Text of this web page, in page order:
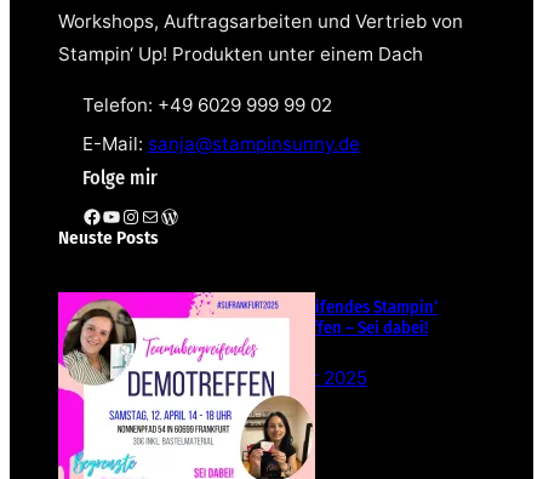
Workshops, Auftragsarbeiten und Vertrieb von
Stampin‘ Up! Produkten unter einem Dach
Telefon: +49 6029 999 99 02
E-Mail: sanja@stampinsunny.de
Folge mir
Facebook YouTube Instagram E-Mail WordPress
Neuste Posts
Teamübergreifendes Stampin‘
Up! Demotreffen – Sei dabei!
26. Februar 2025